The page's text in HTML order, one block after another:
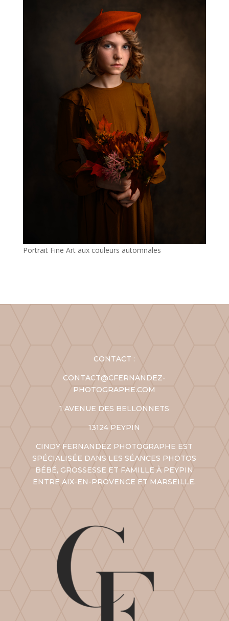
Portrait Fine Art aux couleurs automnales
CONTACT :
CONTACT@CFERNANDEZ-
PHOTOGRAPHE.COM
1 AVENUE DES BELLONNETS
13124 PEYPIN
CINDY FERNANDEZ PHOTOGRAPHE EST
SPÉCIALISÉE DANS LES SÉANCES PHOTOS
BÉBÉ, GROSSESSE ET FAMILLE À PEYPIN
ENTRE AIX-EN-PROVENCE ET MARSEILLE.